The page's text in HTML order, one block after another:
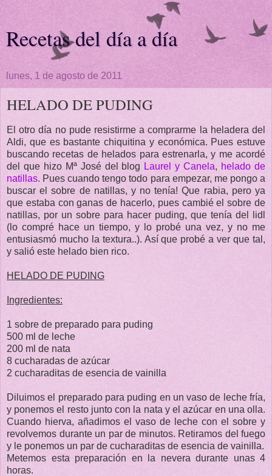
Recetas del día a día
lunes, 1 de agosto de 2011
HELADO DE PUDING
El otro día no pude resistirme a comprarme la heladera del
Aldi, que es bastante chiquitina y económica. Pues estuve
buscando recetas de helados para estrenarla, y me acordé
del que hizo Mª José del blog Laurel y Canela, helado de
natillas. Pues cuando tengo todo para empezar, me pongo a
buscar el sobre de natillas, y no tenía! Que rabia, pero ya
que estaba con ganas de hacerlo, pues cambié el sobre de
natillas, por un sobre para hacer puding, que tenía del lidl
(lo compré hace un tiempo, y lo probé una vez, y no me
entusiasmó mucho la textura..). Así que probé a ver que tal,
y salió este helado bien rico.
HELADO DE PUDING
Ingredientes:
1 sobre de preparado para puding
500 ml de leche
200 ml de nata
8 cucharadas de azúcar
2 cucharaditas de esencia de vainilla
Diluimos el preparado para puding en un vaso de leche fría,
y ponemos el resto junto con la nata y el azúcar en una olla.
Cuando hierva, añadimos el vaso de leche con el sobre y
revolvemos durante un par de minutos. Retiramos del fuego
y le ponemos un par de cucharaditas de esencia de vainilla.
Metemos esta preparación en la nevera durante unas 4
horas.